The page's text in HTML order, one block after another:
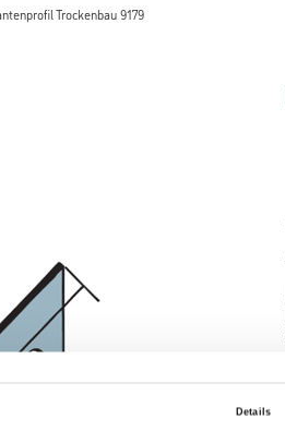
Details
Trockenbau 9179